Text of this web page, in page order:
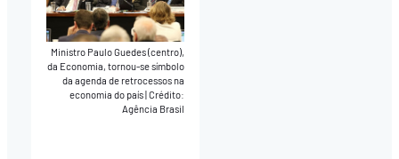
Ministro Paulo Guedes (centro),
da Economia, tornou-se símbolo
da agenda de retrocessos na
economia do país|Crédito:
Agência Brasil